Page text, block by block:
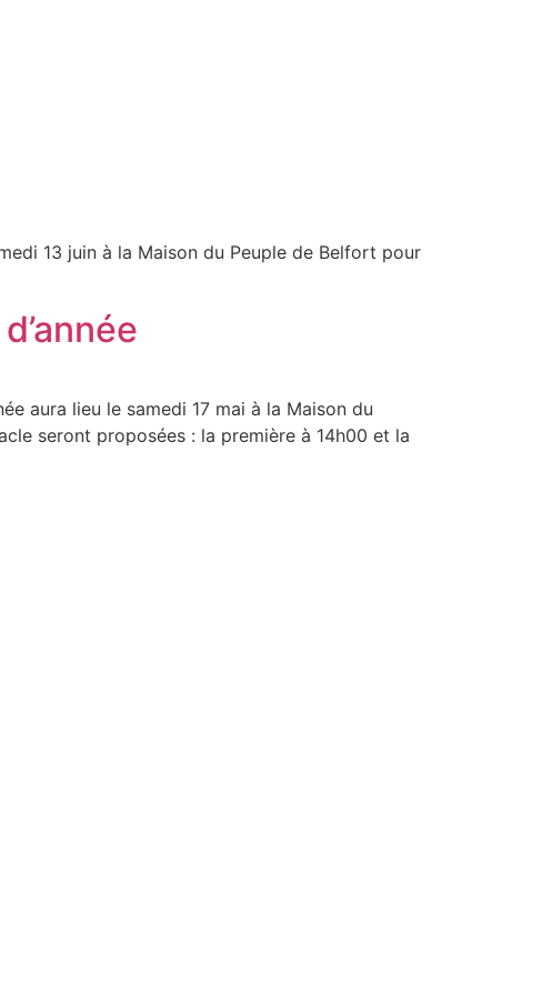
13 juin à la Maison du Peuple de Belfort pour
aura lieu le samedi 17 mai à la Maison du
seront proposées : la première à 14h00 et la